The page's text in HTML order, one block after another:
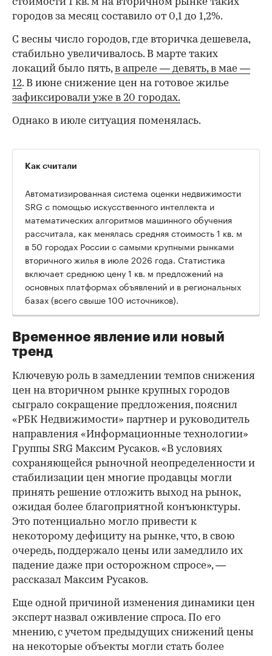
стоимости 1 кв. м на вторичном рынке таких
городов за месяц составило от 0,1 до 1,2%.
С весны число городов, где вторичка дешевела,
стабильно увеличивалось. В марте таких
локаций было пять,в апреле — девять,в мае —
12. В июне снижение цен на готовое жилье
зафиксировали уже в 20 городах.
Однако в июле ситуация поменялась.
00:00 / 00:00
Как считали
Автоматизированная система оценки недвижимости
SRG с помощью искусственного интеллекта и
математических алгоритмов машинного обучения
рассчитала, как менялась средняя стоимость 1 кв. м
в 50 городах России с самыми крупными рынками
вторичного жилья в июле 2026 года. Статистика
включает среднюю цену 1 кв. м предложений на
основных платформах объявлений и в региональных
базах (всего свыше 100 источников).
Временное явление или новый
тренд
Ключевую роль в замедлении темпов снижения
цен на вторичном рынке крупных городов
сыграло сокращение предложения, пояснил
«РБК Недвижимости» партнер и руководитель
направления «Информационные технологии»
Группы SRG Максим Русаков. «В условиях
сохраняющейся рыночной неопределенности и
стабилизации цен многие продавцы могли
принять решение отложить выход на рынок,
ожидая более благоприятной конъюнктуры.
Это потенциально могло привести к
некоторому дефициту на рынке, что, в свою
очередь, поддержало цены или замедлило их
падение даже при осторожном спросе», —
рассказал Максим Русаков.
Еще одной причиной изменения динамики цен
эксперт назвал оживление спроса. По его
мнению, с учетом предыдущих снижений цены
на некоторые объекты могли стать более